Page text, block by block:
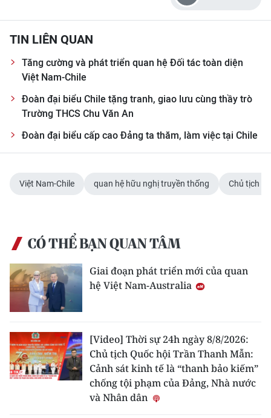
TIN LIÊN QUAN
Tăng cường và phát triển quan hệ Đối tác toàn diện
Việt Nam-Chile
Đoàn đại biểu Chile tặng tranh, giao lưu cùng thầy trò
Trường THCS Chu Văn An
Đoàn đại biểu cấp cao Đảng ta thăm, làm việc tại Chile
Việt Nam-Chile quan hệ hữu nghị truyền thống Chủ tịch
CÓ THỂ BẠN QUAN TÂM
Giai đoạn phát triển mới của quan
hệ Việt Nam-Australia
[Video] Thời sự 24h ngày 8/8/2026:
Chủ tịch Quốc hội Trần Thanh Mẫn:
Cảnh sát kinh tế là “thanh bảo kiếm”
chống tội phạm của Đảng, Nhà nước
và Nhân dân